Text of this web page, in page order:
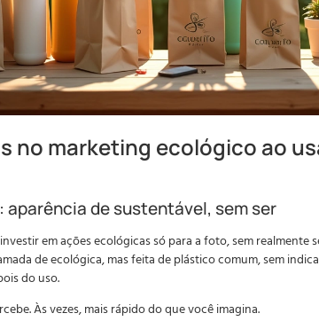
no marketing ecológico ao
aparência de sustentável, sem ser
em ações ecológicas só para a foto, sem realmente
de ecológica, mas feita de plástico comum, sem
do uso.
Às vezes, mais rápido do que você imagina.